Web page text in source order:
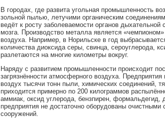
В городах, где развита угольная промышленность
зольной пылью, летучими органическим
ведёт к росту заболеваемости органов дыхательной
мозга. Производство металла является
воздуха. Например, в Норильске в год
количества диоксида серы, свинца, сероуглерода,
разлетаются на многие километры вокруг.
Наряду с развитием промышленности происходит
загрязнённости атмосферного воздуха.
воздух тысячи тонн пыли, химических соединений,
приходится примерно по 200 килограммов
аммиак, оксид углерода, бензпирен, формальдегид,
предприятия не достаточно оборудованы
сооружений.